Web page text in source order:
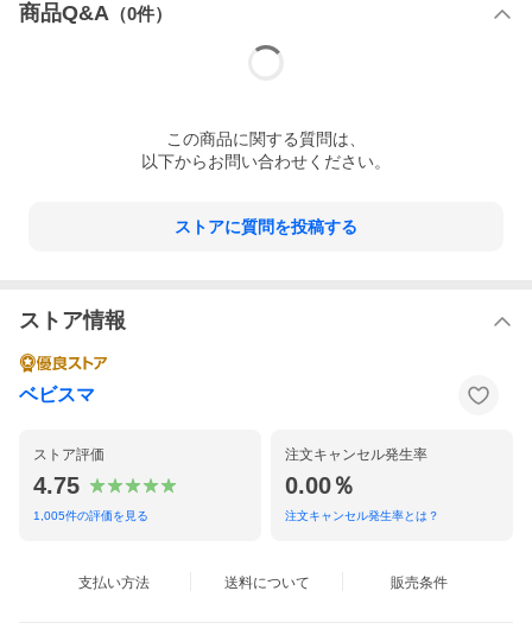
商品Q&A （0件）
この商品に関する質問は、
以下からお問い合わせください。
ストアに質問を投稿する
ストア情報
ベビスマ
ストア評価
4.75
1,005件の評価を見る
注文キャンセル発生率
0.00％
注文キャンセル発生率とは？
支払い方法 送料について 販売条件